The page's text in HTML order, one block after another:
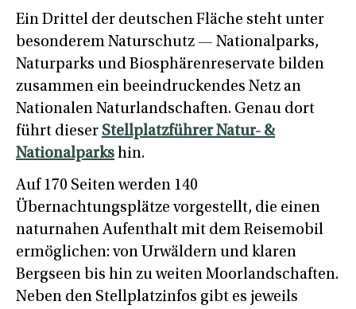
Ein Drittel der deutschen Fläche steht unter
besonderem Naturschutz — Nationalparks,
Naturparks und Biosphärenreservate bilden
zusammen ein beeindruckendes Netz an
Nationalen Naturlandschaften. Genau dort
führt dieser Stellplatzführer Natur- &
Nationalparks hin.
Auf 170 Seiten werden 140
Übernachtungsplätze vorgestellt, die einen
naturnahen Aufenthalt mit dem Reisemobil
ermöglichen: von Urwäldern und klaren
Bergseen bis hin zu weiten Moorlandschaften.
Neben den Stellplatzinfos gibt es jeweils